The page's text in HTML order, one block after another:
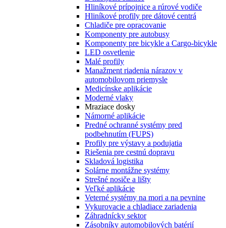
Hliníkové prípojnice a rúrové vodiče
Hliníkové profily pre dátové centrá
Chladiče pre opracovanie
Komponenty pre autobusy
Komponenty pre bicykle a Cargo-bicykle
LED osvetlenie
Malé profily
Manažment riadenia nárazov v
automobilovom priemysle
Medicínske aplikácie
Moderné vlaky
Mraziace dosky
Námorné aplikácie
Predné ochranné systémy pred
podbehnutím (FUPS)
Profily pre výstavy a podujatia
Riešenia pre cestnú dopravu
Skladová logistika
Solárne montážne systémy
Strešné nosiče a lišty
Veľké aplikácie
Veterné systémy na mori a na pevnine
Vykurovacie a chladiace zariadenia
Záhradnícky sektor
Zásobníky automobilových batérií